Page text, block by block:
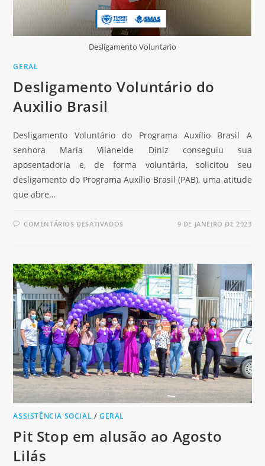
Desligamento Voluntario
GERAL
Desligamento Voluntário do
Auxilio Brasil
Desligamento Voluntário do Programa Auxílio Brasil A
senhora Maria Vilaneide Diniz conseguiu sua
aposentadoria e, de forma voluntária, solicitou seu
desligamento do Programa Auxílio Brasil (PAB), uma atitude
que abre…
COMENTÁRIOS DESATIVADOS 9 DE JANEIRO DE 2023
ASSISTÊNCIA SOCIAL /GERAL
Pit Stop em alusão ao Agosto
Lilás